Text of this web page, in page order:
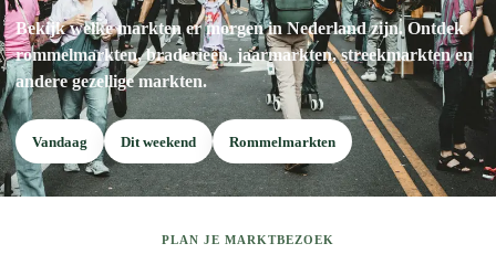
Bekijk welke markten er morgen in Nederland zijn. Ontdek
rommelmarkten, braderieën, jaarmarkten, streekmarkten en
andere gezellige markten.
Vandaag Dit weekend Rommelmarkten
PLAN JE MARKTBEZOEK